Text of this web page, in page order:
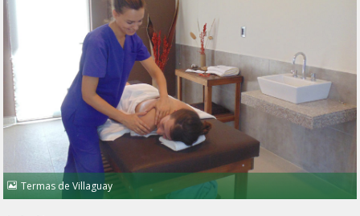
Termas de Villaguay